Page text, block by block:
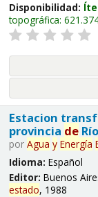
Disponibilidad:
topográfica:
Estacion
provincia de
por Agua y Energía
Idioma: Español
Editor: Buenos
estado, 1988